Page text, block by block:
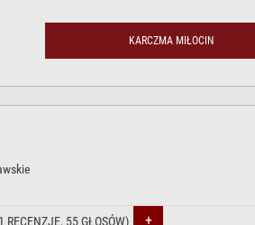
KARCZMA MIŁOCIN
1 RECENZJĘ, 55GŁOSÓW) +